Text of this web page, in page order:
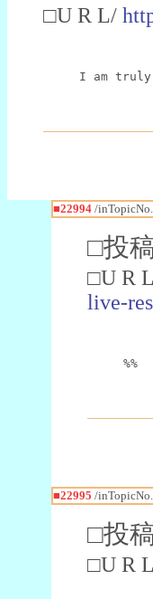
□U R L/
I am
■22994/
□投
□U R
live-
%%
■22995 /
□投
□U R